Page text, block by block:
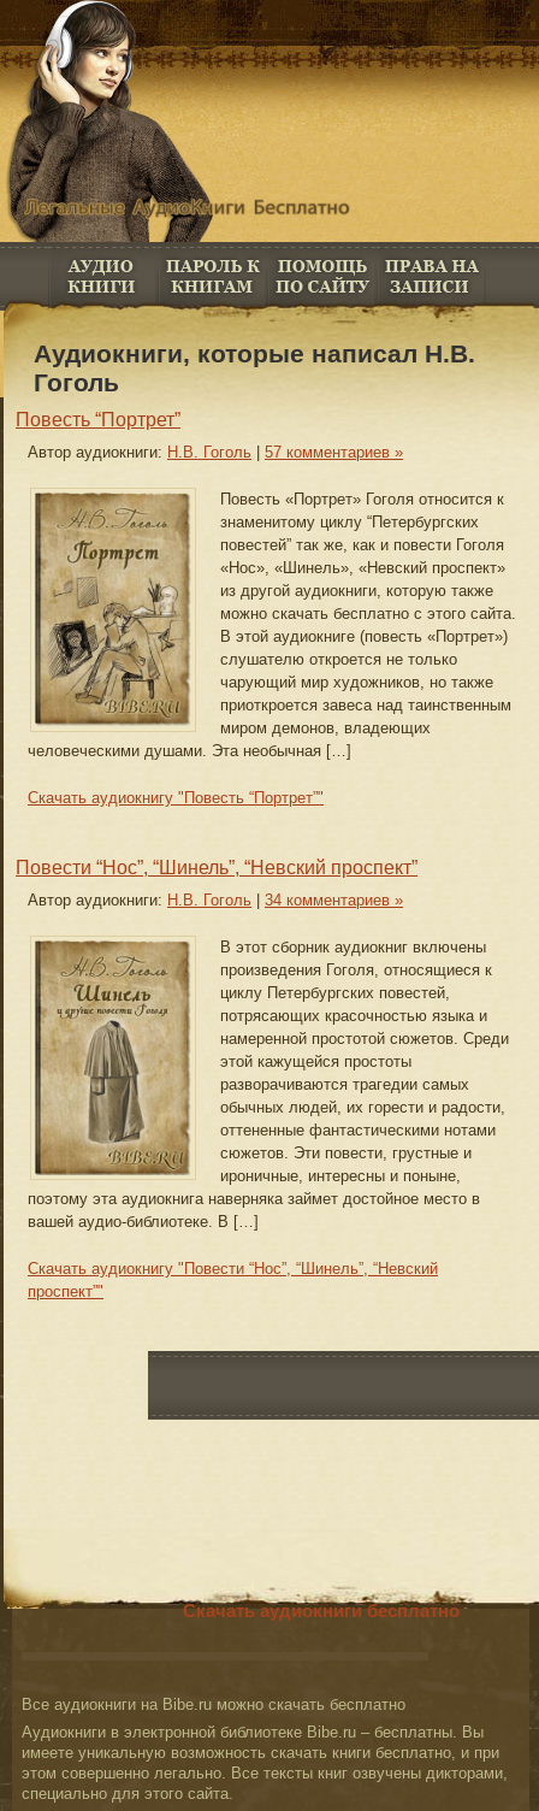
Аудиокниги, которые написал Н.В.
Гоголь
Повесть “Портрет”
Автор аудиокниги: Н.В. Гоголь 57 комментариев »
Повесть «Портрет» Гоголя относится к
знаменитому циклу “Петербургских
повестей” так же, как и повести Гоголя
«Нос», «Шинель», «Невский проспект»
из другой аудиокниги, которую также
можно скачать бесплатно с этого сайта.
В этой аудиокниге (повесть «Портрет»)
слушателю откроется не только
чарующий мир художников, но также
приоткроется завеса над таинственным
миром демонов, владеющих
человеческими душами. Эта необычная […]
Скачать аудиокнигу "Повесть “Портрет”"
Повести “Нос”, “Шинель”, “Невский проспект”
Автор аудиокниги: Н.В. Гоголь 34 комментариев »
В этот сборник аудиокниг включены
произведения Гоголя, относящиеся к
циклу Петербургских повестей,
потрясающих красочностью языка и
намеренной простотой сюжетов. Среди
этой кажущейся простоты
разворачиваются трагедии самых
обычных людей, их горести и радости,
оттененные фантастическими нотами
сюжетов. Эти повести, грустные и
ироничные, интересны и поныне,
поэтому эта аудиокнига наверняка займет достойное место в
вашей аудио-библиотеке. В […]
Скачать аудиокнигу "Повести “Нос”, “Шинель”, “Невский
проспект”"
Скачать аудиокниги бесплатно
Все аудиокниги на Bibe.ru можно скачать бесплатно
Аудиокниги в электронной библиотеке Bibe.ru – бесплатны. Вы
имеете уникальную возможность скачать книги бесплатно, и при
этом совершенно легально. Все тексты книг озвучены дикторами,
специально для этого сайта.